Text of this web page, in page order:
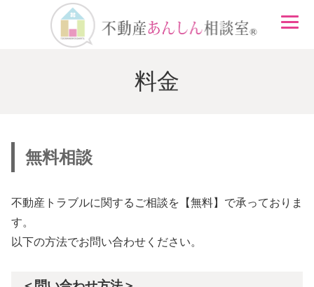
料金
無料相談
不動産トラブルに関するご相談を【無料】で承っておりま
す。
以下の方法でお問い合わせください。